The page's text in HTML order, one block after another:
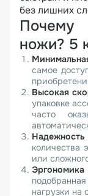
без лишних
Почему
ножи? 5
самое
Высокая
упаковке
часто
количества
или
нагрузки на